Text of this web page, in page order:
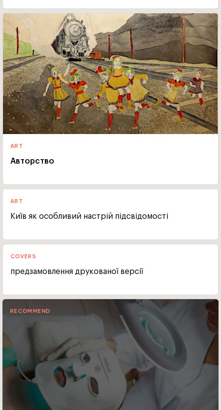
ART
Авторство
ART
Київ як особливий настрій підсвідомості
COVERS
предзамовлення друкованої версії
RECOMMEND